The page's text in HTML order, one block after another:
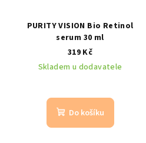
PURITY VISION Bio Retinol
serum 30 ml
319 Kč
Skladem u dodavatele
Do košíku